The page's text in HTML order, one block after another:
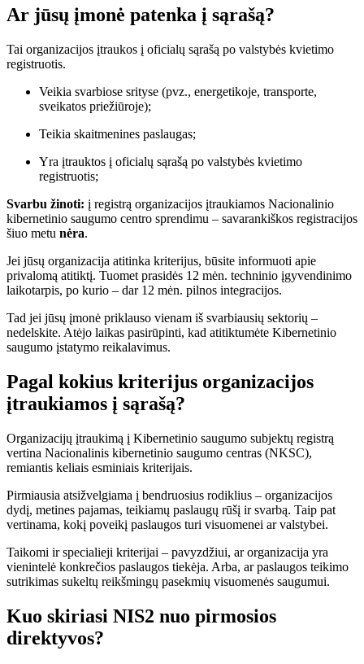
Ar jūsų įmonė patenka į sąrašą?
Tai organizacijos įtraukos į oficialų sąrašą po valstybės kvietimo
registruotis.
Veikia svarbiose srityse (pvz., energetikoje, transporte,
sveikatos priežiūroje);
Teikia skaitmenines paslaugas;
Yra įtrauktos į oficialų sąrašą po valstybės kvietimo
registruotis;
Svarbu žinoti: į registrą organizacijos įtraukiamos Nacionalinio
kibernetinio saugumo centro sprendimu – savarankiškos registracijos
šiuo metu nėra.
Jei jūsų organizacija atitinka kriterijus, būsite informuoti apie
privalomą atitiktį. Tuomet prasidės 12 mėn. techninio įgyvendinimo
laikotarpis, po kurio – dar 12 mėn. pilnos integracijos.
Tad jei jūsų įmonė priklauso vienam iš svarbiausių sektorių –
nedelskite. Atėjo laikas pasirūpinti, kad atitiktumėte Kibernetinio
saugumo įstatymo reikalavimus.
Pagal kokius kriterijus organizacijos
įtraukiamos į sąrašą?
Organizacijų įtraukimą į Kibernetinio saugumo subjektų registrą
vertina Nacionalinis kibernetinio saugumo centras (NKSC),
remiantis keliais esminiais kriterijais.
Pirmiausia atsižvelgiama į bendruosius rodiklius – organizacijos
dydį, metines pajamas, teikiamų paslaugų rūšį ir svarbą. Taip pat
vertinama, kokį poveikį paslaugos turi visuomenei ar valstybei.
Taikomi ir specialieji kriterijai – pavyzdžiui, ar organizacija yra
vienintelė konkrečios paslaugos tiekėja. Arba, ar paslaugos teikimo
sutrikimas sukeltų reikšmingų pasekmių visuomenės saugumui.
Kuo skiriasi NIS2 nuo pirmosios
direktyvos?